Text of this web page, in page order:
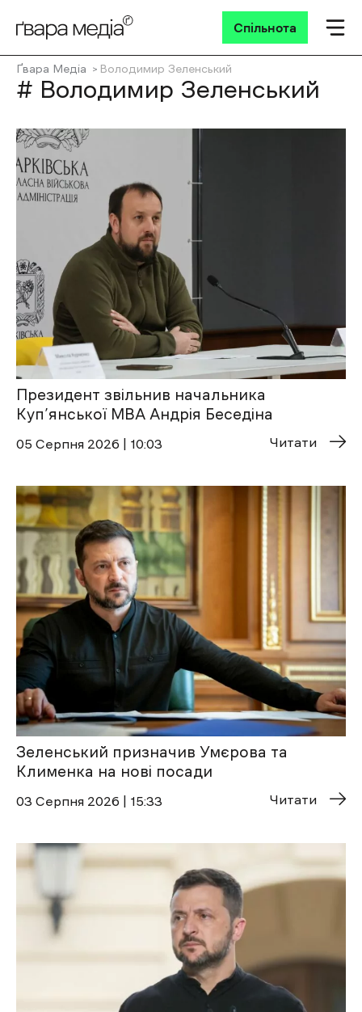
Спільнота
Ґвара Медіа Володимир Зеленський
# Володимир Зеленський
Президент звільнив начальника
Куп’янської МВА Андрія Беседіна
05 Cерпня 2026 | 10:03 Читати
Зеленський призначив Умєрова та
Клименка на нові посади
03 Cерпня 2026 | 15:33 Читати